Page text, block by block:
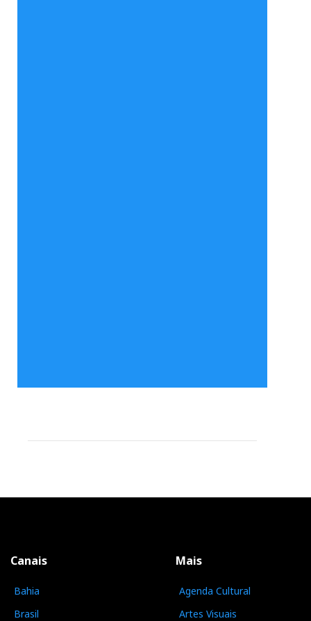
Canais
Bahia
Brasil
Mais
Agenda Cultural
Artes Visuais